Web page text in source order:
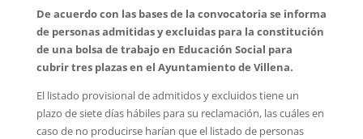
De acuerdo con las bases de la convocatoria se informa
de personas admitidas y excluidas para la constitución
de una bolsa de trabajo en Educación Social para
cubrir tres plazas en el Ayuntamiento de Villena.
El listado provisional de admitidos y excluidos tiene un
plazo de siete días hábiles para su reclamación, las cuáles en
caso de no producirse harían que el listado de personas